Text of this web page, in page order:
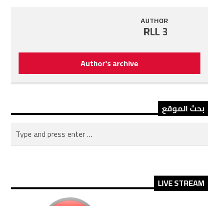
AUTHOR
RLL 3
Author's archive
بحث الموقع
LIVE STREAM